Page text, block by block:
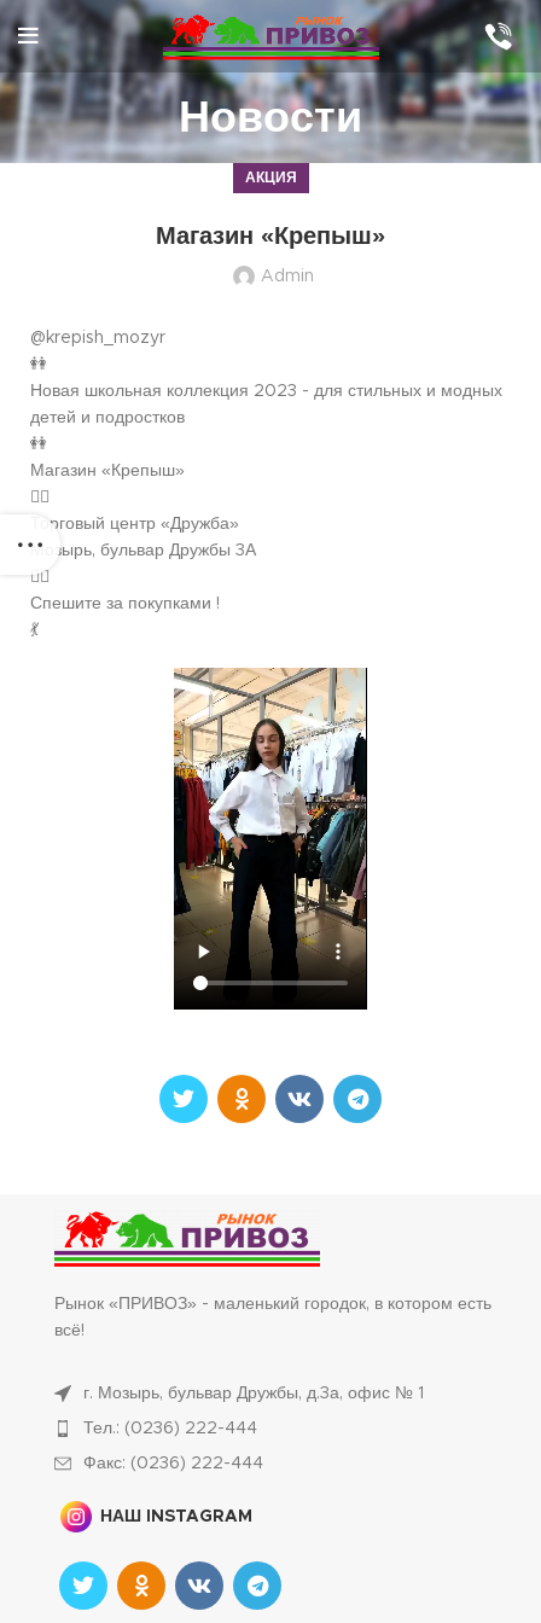
Новости
АКЦИЯ
Магазин «Крепыш»
Admin
@krepish_mozyr
👭
Новая школьная коллекция 2023 - для стильных и модных
детей и подростков
👭
Магазин «Крепыш»
🙋‍♀️
Торговый центр «Дружба»
Мозырь, бульвар Дружбы 3А
🙋‍♂️
Спешите за покупками !
💃
Рынок «ПРИВОЗ» - маленький городок, в котором есть
всё!
г. Мозырь, бульвар Дружбы, д.3а, офис № 1
Тел.: (0236) 222-444
Факс: (0236) 222-444
НАШ INSTAGRAM